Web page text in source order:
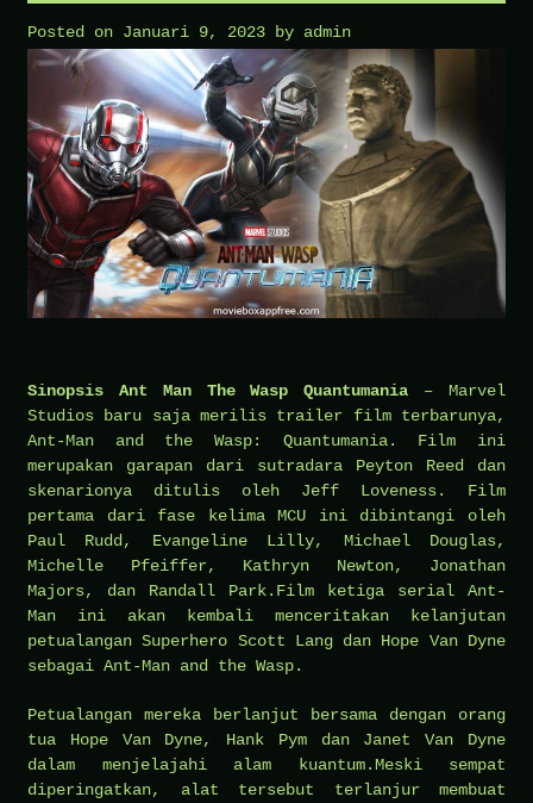
Posted on Januari 9, 2023 by admin
Sinopsis Ant Man The Wasp Quantumania – Marvel
Studios baru saja merilis trailer film terbarunya,
Ant-Man and the Wasp: Quantumania. Film ini
merupakan garapan dari sutradara Peyton Reed dan
skenarionya ditulis oleh Jeff Loveness. Film
pertama dari fase kelima MCU ini dibintangi oleh
Paul Rudd, Evangeline Lilly, Michael Douglas,
Michelle Pfeiffer, Kathryn Newton, Jonathan
Majors, dan Randall Park.Film ketiga serial Ant-
Man ini akan kembali menceritakan kelanjutan
petualangan Superhero Scott Lang dan Hope Van Dyne
sebagai Ant-Man and the Wasp.
Petualangan mereka berlanjut bersama dengan orang
tua Hope Van Dyne, Hank Pym dan Janet Van Dyne
dalam menjelajahi alam kuantum.Meski sempat
diperingatkan, alat tersebut terlanjur membuat